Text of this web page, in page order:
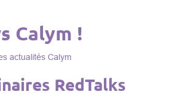
Calym !
actualités Calym
RedTalks